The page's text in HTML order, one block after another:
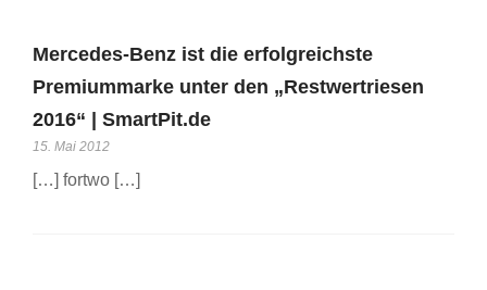
Mercedes-Benz ist die erfolgreichste
Premiummarke unter den „Restwertriesen
2016“ | SmartPit.de
15. Mai 2012
[…] fortwo […]